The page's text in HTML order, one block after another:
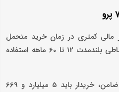
مالی کمتری در زمان خرید متحمل
شوند، می‌توانند از طرح‌های اقساطی بلندمدت 12 تا 60 ماهه استفاده
در طرح 12 ماهه بدون نیاز به ضامن، خریدار باید 5 میلیارد و 669